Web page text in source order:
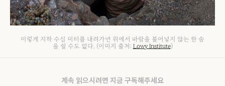
이렇게 지하 수십 미터를 내려가면 위에서 바람을 불어넣지 않는 한 숨
을 쉴 수도 없다. (이미지 출처: Lowy Institute)
계속 읽으시려면 지금 구독해주세요